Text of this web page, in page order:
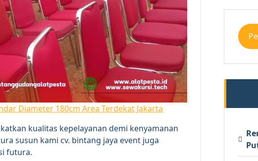
Diameter 180cm Area Terdekat Jakarta
kualitas kepelayanan demi kenyamanan
susun kami cv. bintang jaya event juga
futura.